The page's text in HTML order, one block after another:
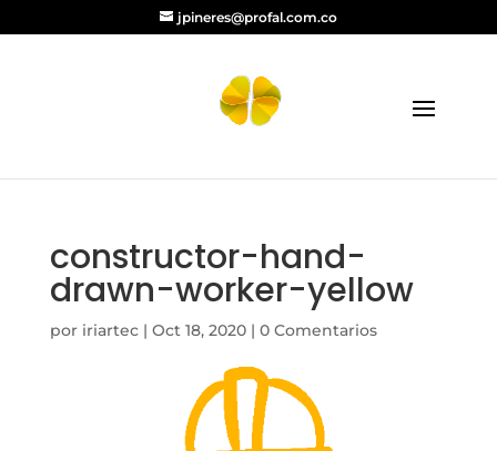
jpineres@profal.com.co
constructor-hand-
drawn-worker-yellow
por iriartec| Oct 18, 2020| 0 Comentarios